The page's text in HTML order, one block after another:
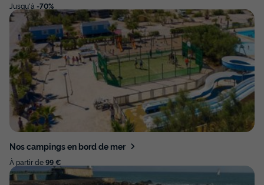
Jusqu'à -70%
Nos campings en bord de mer
À partir de99 €